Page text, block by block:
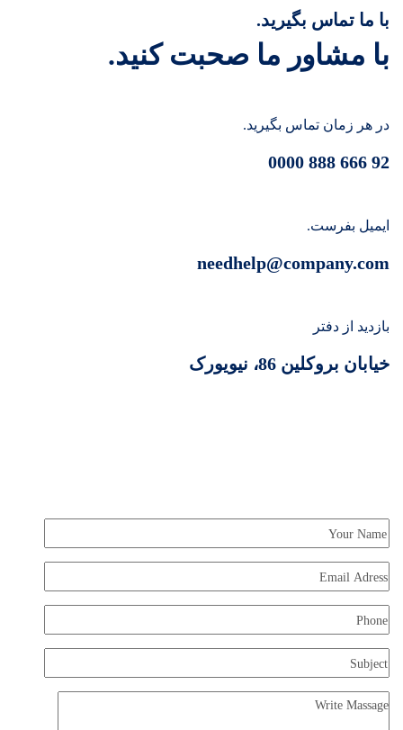
با ما تماس بگیرید.
با مشاور ما صحبت کنید.
در هر زمان تماس بگیرید.
92 666 888 0000
ایمیل بفرست.
needhelp@company.com
بازدید از دفتر
خیابان بروکلین 86، نیویورک